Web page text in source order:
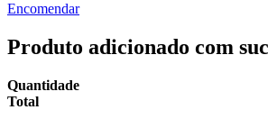
Encomendar
Produto adicionado com
Quantidade
Total